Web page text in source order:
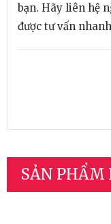
bạn. Hãy liên hệ
được tư vấn
SẢN PHẨM